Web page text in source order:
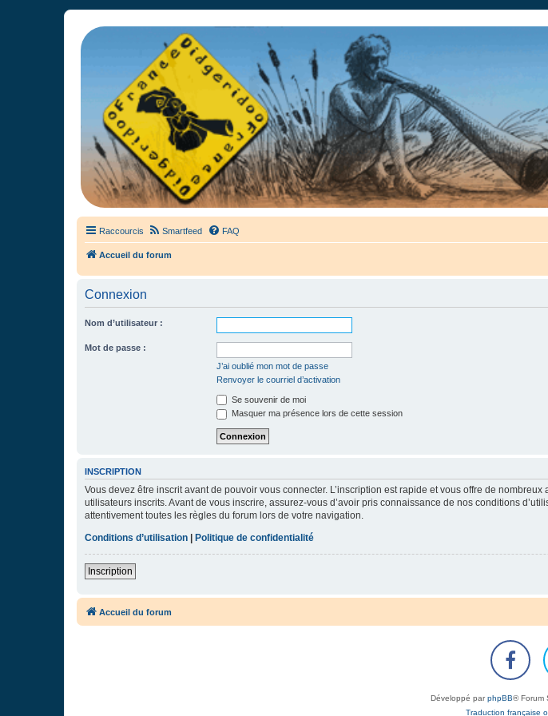
France Didgeridoo
Didgeridoo et Guimbarde sur France Didgeridoo - retrouvez la communauté.
Raccourcis Smartfeed FAQ
Accueil du forum
Connexion
Nom d’utilisateur :
Mot de passe :
J’ai oublié mon mot de passe
Renvoyer le courriel d’activation
Se souvenir de moi
Masquer ma présence lors de cette session
INSCRIPTION
Vous devez être inscrit avant de pouvoir vous connecter. L’inscription est rapide et vous offre de
utilisateurs inscrits. Avant de vous inscrire, assurez-vous d’avoir pris connaissance de nos conditions
attentivement toutes les règles du forum lors de votre navigation.
Conditions d’utilisation
Politique de confidentialité
Inscription
Accueil du forum
Développé parphpBB® Forum
Traduction française